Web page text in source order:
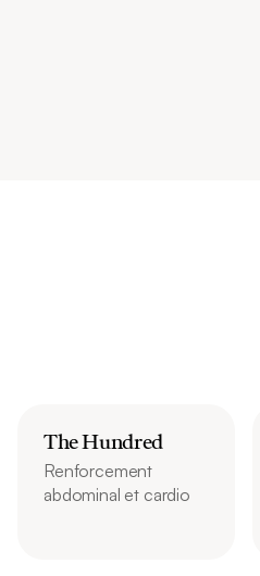
The Hundred
Renforcement
abdominal et cardio